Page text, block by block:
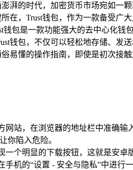
湃的时代，加密货币市场宛如一
在，Trust钱包，作为一款备受广
钱包是一款功能强大的去中心化
钱包，不仅可以轻松地存储、发
易懂的操作指南，即使是初次接
网站，在浏览器的地址栏中准确
你陷入危险。
一个明显的下载按钮，这就是安卓
手机的“设置 - 安全与隐私”中进